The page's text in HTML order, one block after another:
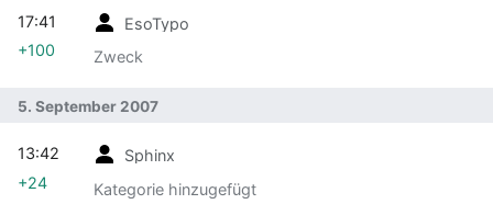
EsoTypo
Zweck
17:41
+100
5. September 2007
Sphinx
Kategorie hinzugefügt
13:42
+24